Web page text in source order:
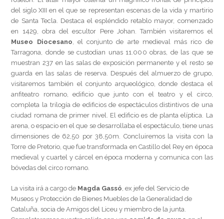
del siglo XIII en el que se representan escenas de la vida y martirio
de Santa Tecla. Destaca el espléndido retablo mayor, comenzado
en 1429, obra del escultor Pere Johan. También visitaremos el
Museo Diocesano, el conjunto de arte medieval más rico de
Tarragona, donde se custodian unas 11.000 obras, de las que se
muestran 237 en las salas de exposición permanente y el resto se
guarda en las salas de reserva. Después del almuerzo de grupo,
visitaremos también el conjunto arqueológico, donde destaca el
anfiteatro romano, edificio que junto con el teatro y el circo,
completa la trilogía de edificios de espectáculos distintivos de una
ciudad romana de primer nivel. El edificio es de planta elíptica. La
arena, o espacio en el que se desarrollaba el espectáculo, tiene unas
dimensiones de 62,50 por 38,50m. Concluiremos la visita con la
Torre de Pretorio, que fue transformada en Castillo del Rey en época
medieval y cuartel y cárcel en época moderna y comunica con las
bóvedas del circo romano.
La visita irá a cargo de Magda Gassó, ex jefe del Servicio de
Museos y Protección de Bienes Muebles de la Generalidad de
Cataluña, socia de Amigos del Liceu y miembro de la junta.